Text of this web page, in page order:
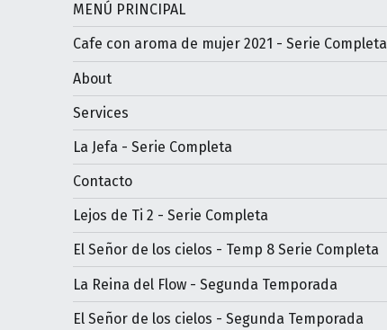
MENÚ PRINCIPAL
Cafe con aroma de mujer 2021 - Serie Completa
About
Services
La Jefa - Serie Completa
Contacto
Lejos de Ti 2 - Serie Completa
El Señor de los cielos - Temp 8 Serie Completa
La Reina del Flow - Segunda Temporada
El Señor de los cielos - Segunda Temporada